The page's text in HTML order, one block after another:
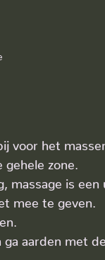
voor het
zone.
massage is
mee te geven.
ga aarden met